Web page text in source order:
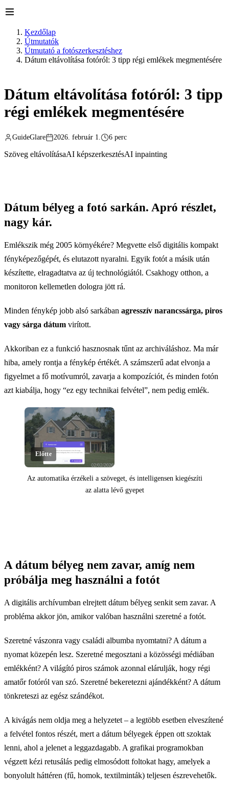
Kezdőlap
Útmutatók
Útmutató a fotószerkesztéshez
Dátum eltávolítása fotóról: 3 tipp régi emlékek megmentésére
Dátum eltávolítása fotóról: 3 tipp
régi emlékek megmentésére
GuideGlare 2026. február 1. 6 perc
Szöveg eltávolításaAI képszerkesztésAI inpainting
Dátum bélyeg a fotó sarkán. Apró részlet,
nagy kár.
Emlékszik még 2005 környékére? Megvette első digitális kompakt
fényképezőgépét, és elutazott nyaralni. Egyik fotót a másik után
készítette, elragadtatva az új technológiától. Csakhogy otthon, a
monitoron kellemetlen dologra jött rá.
Minden fénykép jobb alsó sarkában agresszív narancssárga, piros
vagy sárga dátum virított.
Akkoriban ez a funkció hasznosnak tűnt az archiváláshoz. Ma már
hiba, amely rontja a fénykép értékét. A számszerű adat elvonja a
figyelmet a fő motívumról, zavarja a kompozíciót, és minden fotón
azt kiabálja, hogy “ez egy technikai felvétel”, nem pedig emlék.
Előtte
Az automatika érzékeli a szöveget, és intelligensen kiegészíti
az alatta lévő gyepet
A dátum bélyeg nem zavar, amíg nem
próbálja meg használni a fotót
A digitális archívumban elrejtett dátum bélyeg senkit sem zavar. A
probléma akkor jön, amikor valóban használni szeretné a fotót.
Szeretné vászonra vagy családi albumba nyomtatni? A dátum a
nyomat közepén lesz. Szeretné megosztani a közösségi médiában
emlékként? A világító piros számok azonnal elárulják, hogy régi
amatőr fotóról van szó. Szeretné bekeretezni ajándékként? A dátum
tönkreteszi az egész szándékot.
A kivágás nem oldja meg a helyzetet – a legtöbb esetben elveszítené
a felvétel fontos részét, mert a dátum bélyegek éppen ott szoktak
lenni, ahol a jelenet a leggazdagabb. A grafikai programokban
végzett kézi retusálás pedig elmosódott foltokat hagy, amelyek a
bonyolult háttéren (fű, homok, textilminták) teljesen észrevehetők.